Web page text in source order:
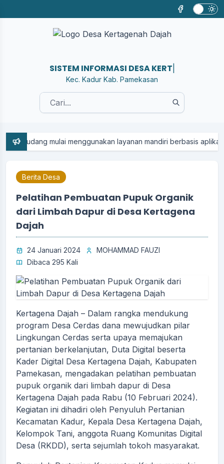
SISTEM IN|
Kec. Kadur Kab. Pamekasan
mulai menggunakan layanan mandiri berbasis aplikasi website
Berita Desa
Pelatihan Pembuatan Pupuk Organik
dari Limbah Dapur di Desa Kertagena
Dajah
24 Januari 2024
MOHAMMAD FAUZI
Dibaca 295 Kali
Kertagena Dajah – Dalam rangka mendukung
program Desa Cerdas dana mewujudkan pilar
Lingkungan Cerdas serta upaya memajukan
pertanian berkelanjutan, Duta Digital beserta
Kader Digital Desa Kertagena Dajah, Kabupaten
Pamekasan, mengadakan pelatihan pembuatan
pupuk organik dari limbah dapur di Desa
Kertagena Dajah pada Rabu (10 Februari 2024).
Kegiatan ini dihadiri oleh Penyuluh Pertanian
Kecamatan Kadur, Kepala Desa Kertagena Dajah,
Kelompok Tani, anggota Ruang Komunitas Digital
Desa (RKDD), serta sejumlah tokoh masyarakat.